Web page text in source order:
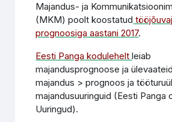
Majandus- ja
(MKM) poolt koostatud
prognoosiga aastani 2017.
Eesti Panga kodulehelt leiab
majandusprognoose ja
majandus > prognoos ja
majandusuuringuid (Eesti Panga
Uuringud).